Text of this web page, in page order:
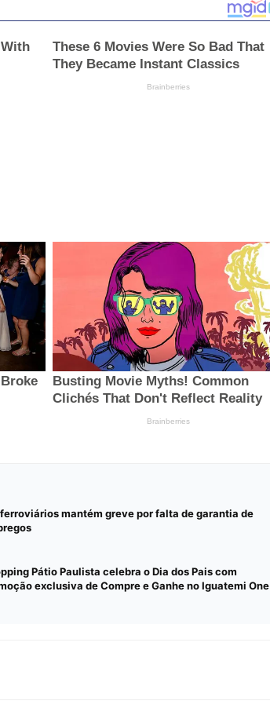
ferroviários mantém greve por falta de garantia de
Pátio Paulista celebra o Dia dos Pais com
exclusiva de Compre e Ganhe no Iguatemi One